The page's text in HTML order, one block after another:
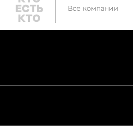
Все компании